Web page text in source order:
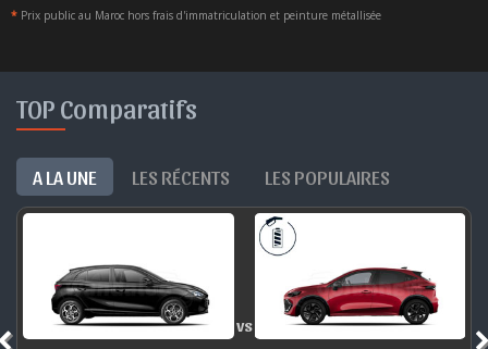
* Prix public au Maroc hors frais d'immatriculation et peinture métallisée
TOP Comparatifs
A LA UNE LES RÉCENTS LES POPULAIRES
vs